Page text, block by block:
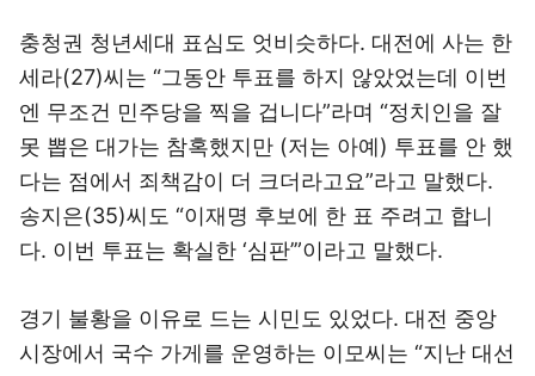
충청권 청년세대 표심도 엇비슷하다. 대전에 사는 한
세라(27)씨는 “그동안 투표를 하지 않았었는데 이번
엔 무조건 민주당을 찍을 겁니다”라며 “정치인을 잘
못 뽑은 대가는 참혹했지만 (저는 아예) 투표를 안 했
다는 점에서 죄책감이 더 크더라고요”라고 말했다.
송지은(35)씨도 “이재명 후보에 한 표 주려고 합니
다. 이번 투표는 확실한 ‘심판’”이라고 말했다.
경기 불황을 이유로 드는 시민도 있었다. 대전 중앙
시장에서 국수 가게를 운영하는 이모씨는 “지난 대선